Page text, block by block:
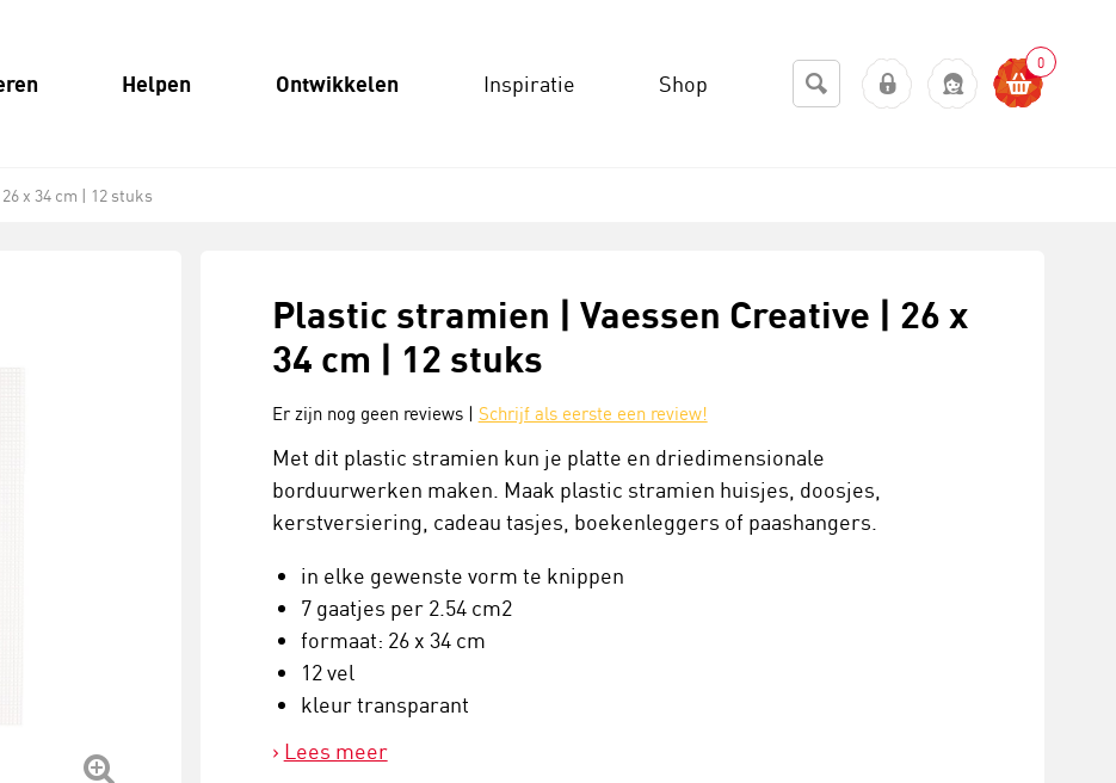
Helpen Ontwikkelen Inspiratie Shop
0
x 34 cm | 12 stuks
Plastic stramien | Vaessen Creative | 26 x
34 cm | 12 stuks
Er zijn nog geen reviews | Schrijf als eerste een review!
Met dit plastic stramien kun je platte en driedimensionale
borduurwerken maken. Maak plastic stramien huisjes, doosjes,
kerstversiering, cadeau tasjes, boekenleggers of paashangers.
in elke gewenste vorm te knippen
7 gaatjes per 2.54 cm2
formaat: 26 x 34 cm
12 vel
kleur transparant
Lees meer